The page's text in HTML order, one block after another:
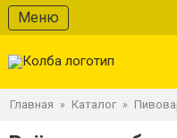
Меню
Главная » Каталог »